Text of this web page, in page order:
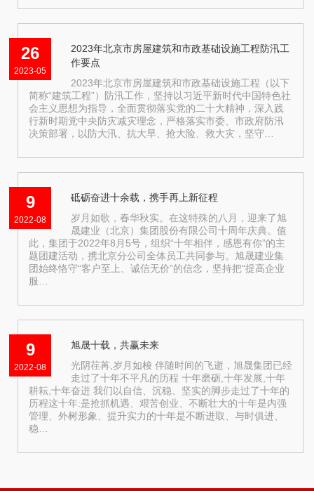
26
2023-05
2023年北京市房屋建筑和市政基础设施工程防汛工
作要点
2023年北京市房屋建筑和市政基础设施工程（以下
简称“建筑工程”）防汛工作，坚持以习近平新时代中国特色社
会主义思想为指导，全面贯彻落实党的二十大精神，深入践
行新时期党中央防灾减灾理念，严格落实市委、市政府防汛
决策部署，以防大汛、抗大旱、抢大险、救大灾，坚守…
9
2022-08
砥砺奋进十余载，携手再上新征程
岁月如歌，春华秋实。在这特殊的八月，迎来了旭
晟建业（北京）集团股份有限公司十周年庆典。值
此，集团于2022年8月5号，组织“十年相伴，感恩有你”的主
题团建活动，携北京分公司全体员工共同参与。旭晟建业集
团始终恪守“客户至上、诚信无价”的信念，坚持把“提高企业
服…
9
2022-08
旭晟十载，共赢未来
光阴荏苒,岁月如梭 伴随时间的飞逝，旭晟集团已经
走过了十年不平凡的历程 十年磨砺,十年发展,十年
耕耘,十年奋进 我们以自信、沉稳、坚实的脚步走过了十年的
历程这十年:是抢抓机遇、艰苦创业、不断壮大的十年是内强
管理、外树形象、提升实力的十年是不断进取、与时俱进、
稳…